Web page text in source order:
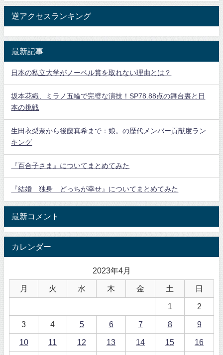
逆アクセスランキング
最新記事
日本の私立大学がノーベル賞を取れない理由とは？
坂本花織、ミラノ五輪で完璧な演技！SP78.88点の舞台裏と日
本の挑戦
生田衣梨奈から後藤真希まで：娘。の歴代メンバー貢献度ラン
キング
『百合子さま』についてまとめてみた
『結婚 独身 どっちが幸せ』についてまとめてみた
最新コメント
カレンダー
2023年4月
月 火 水 木 金 土 日
1 2
3 4 5 6 7 8 9
10 11 12 13 14 15 16